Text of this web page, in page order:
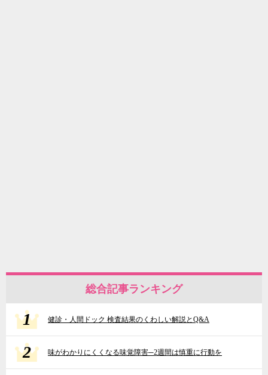
総合記事ランキング
1 健診・人間ドック 検査結果のくわしい解説とQ&A
2 味がわかりにくくなる味覚障害─2週間は慎重に行動を